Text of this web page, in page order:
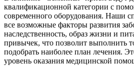
квалификационной категории с
современного оборудования. Наши
все возможные факторы развития
наследственность, образ жизни и
привычек, что позволит выполнить
подобрать наиболее план лечения.
уровень оказания медицинской